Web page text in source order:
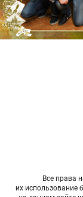
Все права
их использование